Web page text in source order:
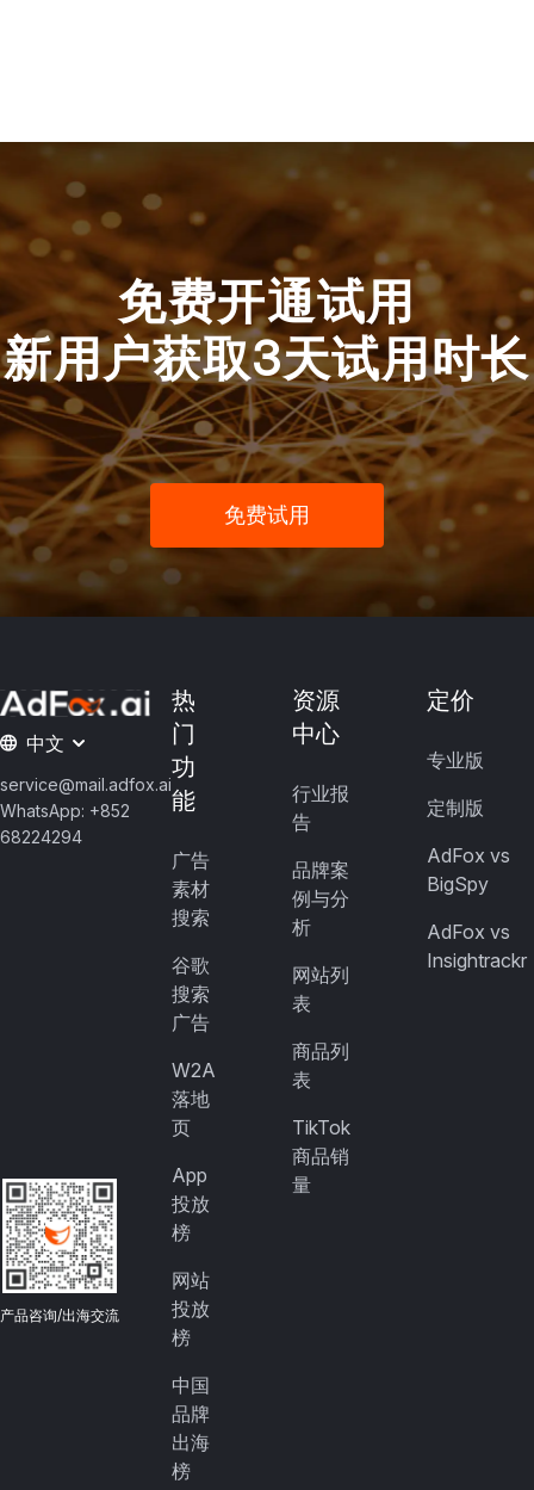
免费开通试用
新用户获取3天试用时长
免费试用
中文
service@mail.adfox.ai
WhatsApp: +852
68224294
产品咨询/出海交流
热
门
功
能
广告
素材
搜索
谷歌
搜索
广告
W2A
落地
页
App
投放
榜
网站
投放
榜
中国
品牌
出海
榜
资源
中心
行业报
告
品牌案
例与分
析
网站列
表
商品列
表
TikTok
商品销
量
定价
专业版
定制版
AdFox vs
BigSpy
AdFox vs
Insightrackr